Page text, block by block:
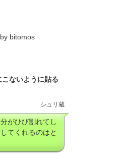
bitomos
ないように貼る
シュリ蔵
がひび割れてし
てくれるのはと